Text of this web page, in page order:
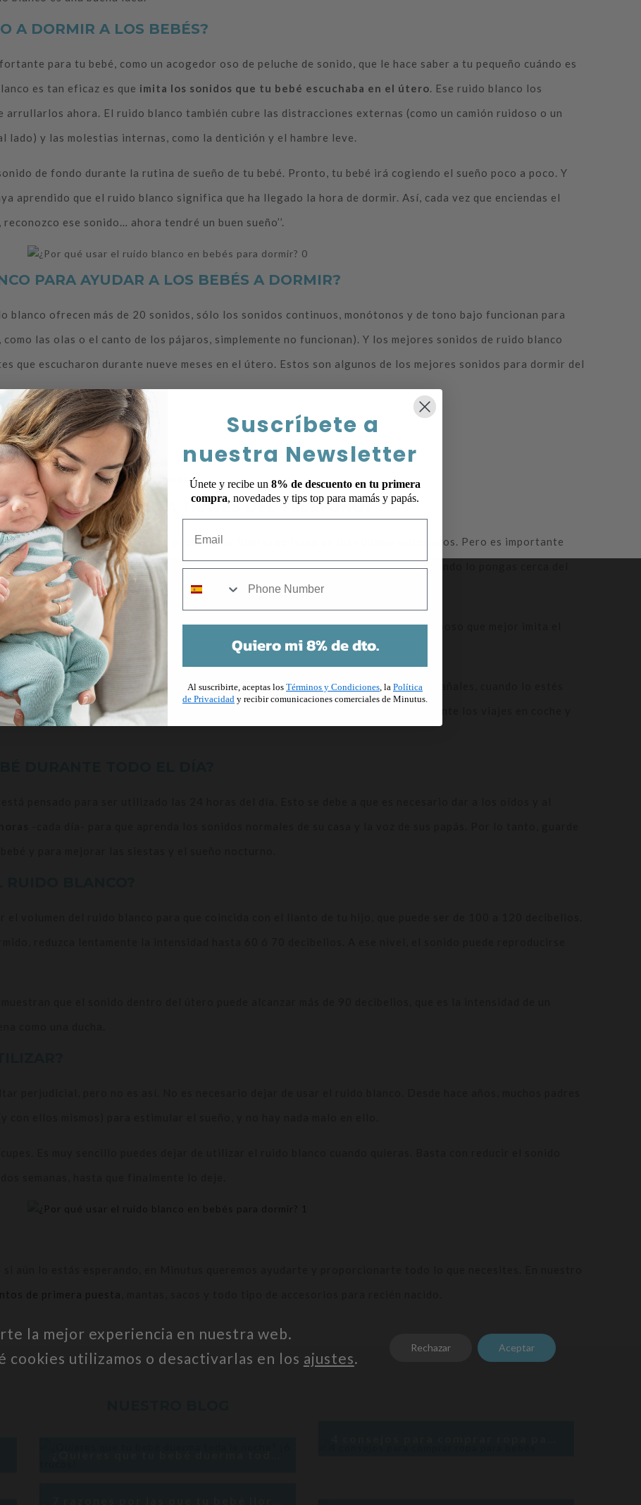
A DORMIR A LOS BEBÉS?
para tu bebé, como un acogedor oso de peluche de sonido, que le hace saber a tu pequeño cuándo es
es tan eficaz es que imita los sonidos que tu bebé escuchaba en el útero. Ese ruido blanco los
ahora. El ruido blanco también cubre las distracciones externas (como un camión ruidoso o un
y las molestias internas, como la dentición y el hambre leve.
de fondo durante la rutina de sueño de tu bebé. Pronto, tu bebé irá cogiendo el sueño poco a poco. Y
aprendido que el ruido blanco significa que ha llegado la hora de dormir. Así, cada vez que enciendas el
ese sonido… ahora tendré un buen sueño’’.
PARA AYUDAR A LOS BEBÉS A DORMIR?
blanco ofrecen más de 20 sonidos, sólo los sonidos continuos, monótonos y de tono bajo funcionan para
las olas o el canto de los pájaros, simplemente no funcionan). Y los mejores sonidos de ruido blanco
que escucharon durante nueve meses en el útero. Estos son algunos de los mejores sonidos para dormir del
los padres
para los bebés más inquietos
REPRODUCIDO A TRAVÉS DEL TELÉFONO?
teléfonos inteligentes, lo que puede estar bien si se trata de los sonidos adecuados. Pero es importante
microondas, por lo que debes asegurarte de poner el teléfono en modo avión cuando lo pongas cerca del
teléfonoshacen un ruido más sibilante o metálico… no el sonido profundo y rumboso que mejor imita el
tu peque esté fuera de la cama, para calmar el alboroto durante el cambio de pañales, cuando lo estés
Y para los bebés y los niños pequeños, también es una gran ayuda durante los viajes en coche y
la mejor experiencia en nuestra web.
cookies utilizamos o desactivarlas en los ajustes.
Aceptar
Rechazar
Suscríbete a
nuestra Newsletter
Únete y recibe un 8% de descuento en tu primera
compra, novedades y tips top para mamás y papás.
Quiero mi 8% de dto.
Al suscribirte, aceptas los Términos y Condiciones, la Política
de Privacidad y recibir comunicaciones comerciales de Minutus.